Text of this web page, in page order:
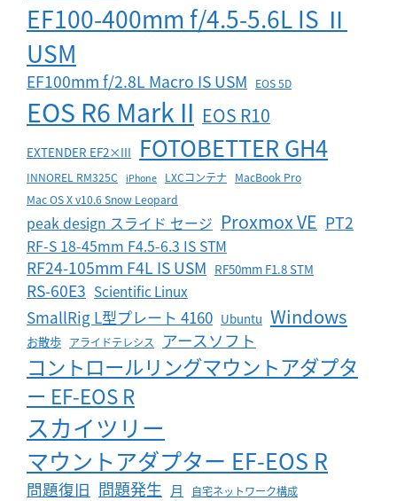
EF100-400mm f/4.5-5.6L IS Ⅱ
USM
EF100mm f/2.8L Macro IS USM EOS 5D
EOS R6 Mark II EOS R10
EXTENDER EF2×III FOTOBETTER GH4
INNOREL RM325C iPhone LXCコンテナ MacBook Pro
Mac OS X v10.6 Snow Leopard
peak design スライド セージ Proxmox VE PT2
RF-S 18-45mm F4.5-6.3 IS STM
RF24-105mm F4L IS USM RF50mm F1.8 STM
RS-60E3 Scientific Linux
SmallRig L型プレート 4160 Ubuntu Windows
お散歩 アライドテレシス アースソフト
コントロールリングマウントアダプタ
ー EF-EOS R
スカイツリー
マウントアダプター EF-EOS R
問題復旧 問題発生 月 自宅ネットワーク構成